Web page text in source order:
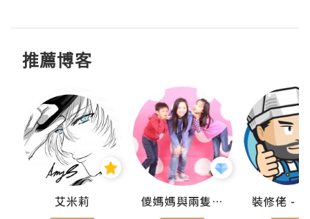
推薦博客
艾米莉 儍媽媽與兩隻小魔怪之家